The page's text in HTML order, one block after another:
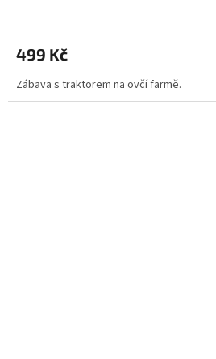
499 Kč
Zábava s traktorem na ovčí farmě.